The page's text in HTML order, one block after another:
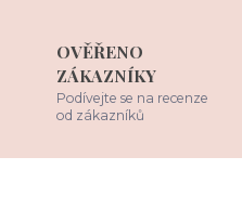
OVĚŘENO
ZÁKAZNÍKY
Podívejte se na recenze
od zákazníků